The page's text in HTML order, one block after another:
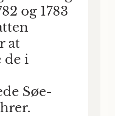
og 1783
at
de i
Søe-